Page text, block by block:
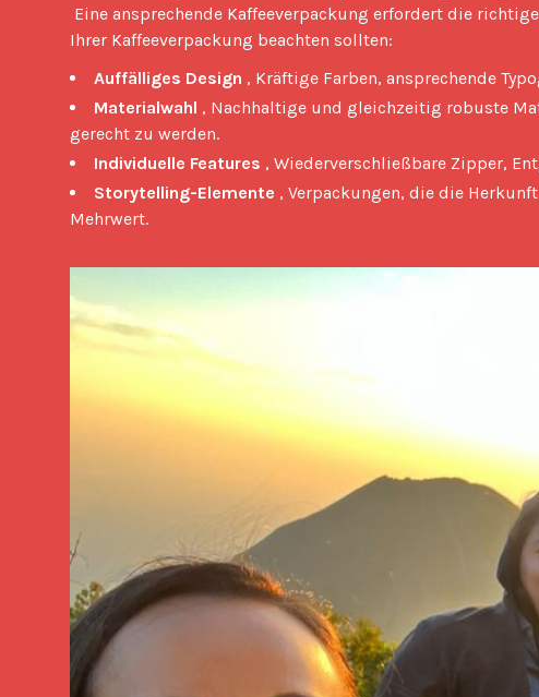
Ihrer Kaffeeverpackung beachten sollten:
Auffälliges Design , Kräftige Farben, ansprechende
Materialwahl , Nachhaltige und gleichzeitig robuste
gerecht zu werden.
Individuelle Features , Wiederverschließbare Zipper,
Storytelling-Elemente , Verpackungen, die die
Mehrwert.